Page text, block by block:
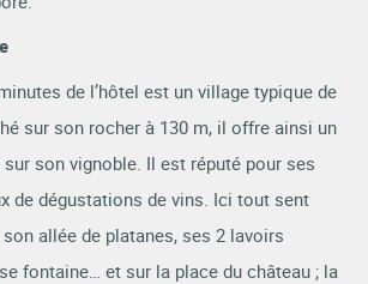
de l’hôtel est un village typique de
sur son rocher à 130 m, il offre ainsi un
son vignoble. Il est réputé pour ses
de dégustations de vins. Ici tout sent
allée de platanes, ses 2 lavoirs
fontaine… et sur la place du château ; la